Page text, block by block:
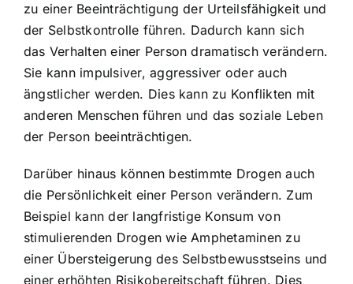
zu einer Beeinträchtigung der Urteilsfähigkeit und
der Selbstkontrolle führen. Dadurch kann sich
das Verhalten einer Person dramatisch verändern.
Sie kann impulsiver, aggressiver oder auch
ängstlicher werden. Dies kann zu Konflikten mit
anderen Menschen führen und das soziale Leben
der Person beeinträchtigen.
Darüber hinaus können bestimmte Drogen auch
die Persönlichkeit einer Person verändern. Zum
Beispiel kann der langfristige Konsum von
stimulierenden Drogen wie Amphetaminen zu
einer Übersteigerung des Selbstbewusstseins und
einer erhöhten Risikobereitschaft führen. Dies